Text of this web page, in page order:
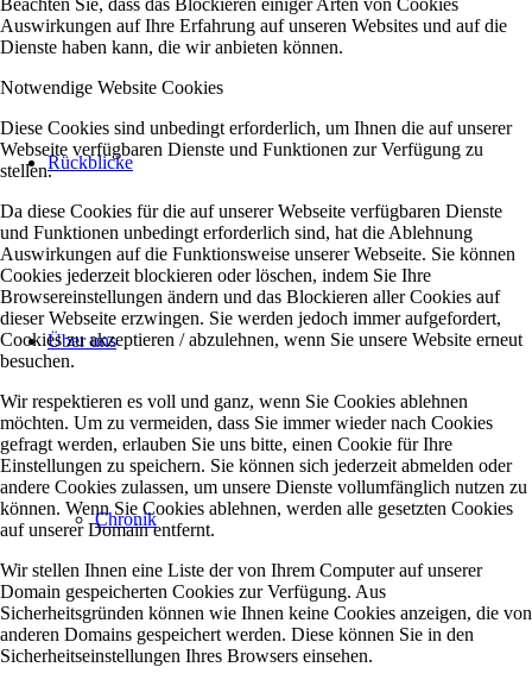
Rückblicke
Über uns
Chronik
Beachten Sie, dass das Blockieren einiger Arten von Cookies
Auswirkungen auf Ihre Erfahrung auf unseren Websites und auf die
Dienste haben kann, die wir anbieten können.
Notwendige Website Cookies
Diese Cookies sind unbedingt erforderlich, um Ihnen die auf unserer
Webseite verfügbaren Dienste und Funktionen zur Verfügung zu
stellen.
Da diese Cookies für die auf unserer Webseite verfügbaren Dienste
und Funktionen unbedingt erforderlich sind, hat die Ablehnung
Auswirkungen auf die Funktionsweise unserer Webseite. Sie können
Cookies jederzeit blockieren oder löschen, indem Sie Ihre
Browsereinstellungen ändern und das Blockieren aller Cookies auf
dieser Webseite erzwingen. Sie werden jedoch immer aufgefordert,
Cookies zu akzeptieren / abzulehnen, wenn Sie unsere Website erneut
besuchen.
Wir respektieren es voll und ganz, wenn Sie Cookies ablehnen
möchten. Um zu vermeiden, dass Sie immer wieder nach Cookies
gefragt werden, erlauben Sie uns bitte, einen Cookie für Ihre
Einstellungen zu speichern. Sie können sich jederzeit abmelden oder
andere Cookies zulassen, um unsere Dienste vollumfänglich nutzen zu
können. Wenn Sie Cookies ablehnen, werden alle gesetzten Cookies
auf unserer Domain entfernt.
Wir stellen Ihnen eine Liste der von Ihrem Computer auf unserer
Domain gespeicherten Cookies zur Verfügung. Aus
Sicherheitsgründen können wie Ihnen keine Cookies anzeigen, die von
anderen Domains gespeichert werden. Diese können Sie in den
Sicherheitseinstellungen Ihres Browsers einsehen.